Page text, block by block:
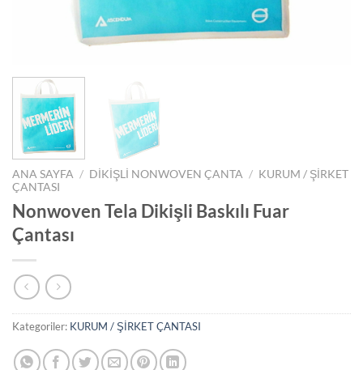
ANA SAYFA / DİKİŞLİ NONWOVEN ÇANTA / KURUM / ŞİRKET
ÇANTASI
Nonwoven Tela Dikişli Baskılı Fuar
Çantası
Kategoriler: KURUM / ŞİRKET ÇANTASI